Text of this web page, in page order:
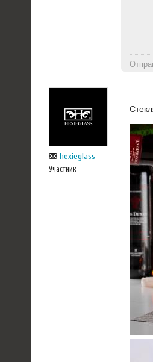
hexieglass
Участник